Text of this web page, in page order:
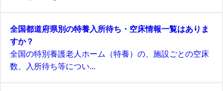
全国都道府県別の特養入所待ち・空床情報一覧はありま
すか？
全国の特別養護老人ホーム（特養）の、施設ごとの空床
数、入所待ち等につい...